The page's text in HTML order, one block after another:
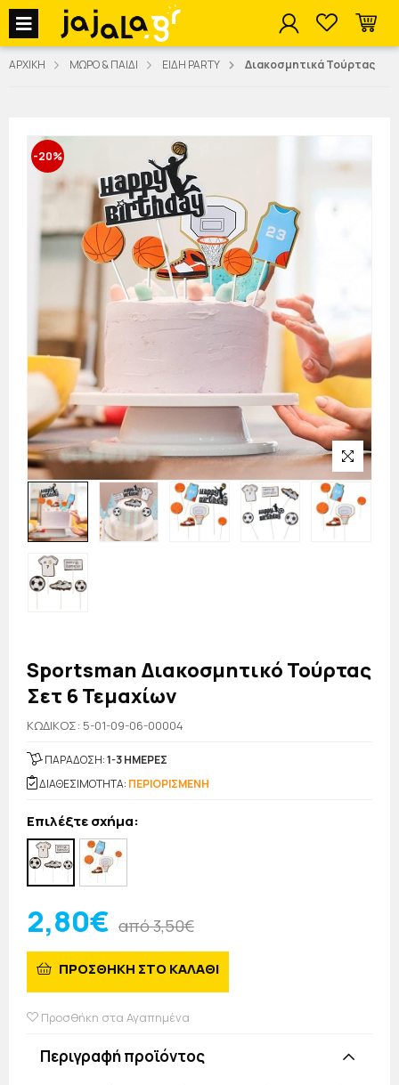
jajala Menu
ΑΡΧΙΚΗ ΜΩΡΟ & ΠΑΙΔΙ ΕΙΔΗ PARTY Διακοσμητικά Τούρτας
-20%
Sportsman Διακοσμητικό Τούρτας
Σετ 6 Τεμαχίων
KΩΔΙΚΟΣ: 5-01-09-06-00004
ΠΑΡΑΔΟΣΗ:1-3 ΗΜΕΡΕΣ
ΔΙΑΘΕΣΙΜΟΤΗΤΑ: ΠΕΡΙΟΡΙΣΜΕΝΗ
Επιλέξτε σχήμα:
2,80€ από 3,50€
ΠΡΟΣΘΗΚΗ ΣΤΟ ΚΑΛΑΘΙ
Προσθήκη στα Αγαπημένα
Περιγραφή προϊόντος